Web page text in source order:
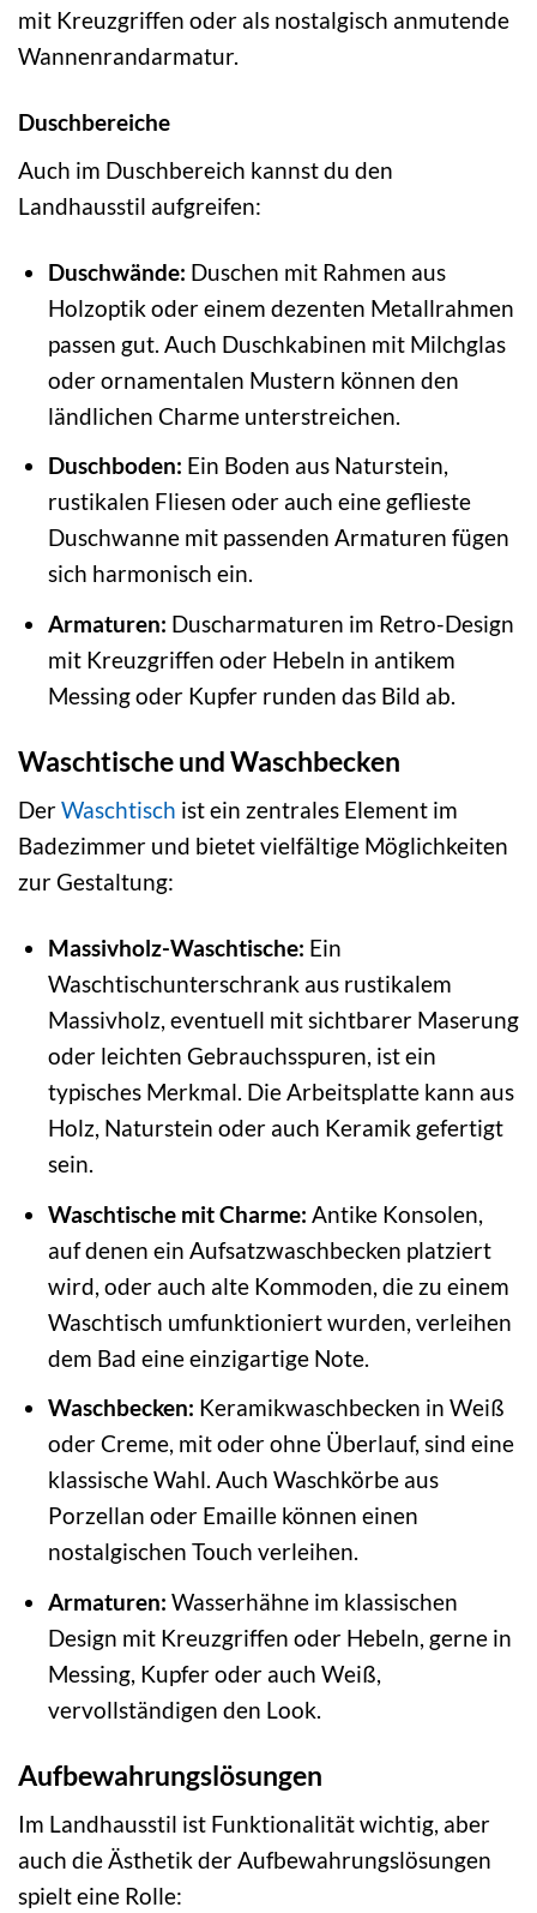
mit Kreuzgriffen oder als nostalgisch anmutende
Wannenrandarmatur.
Duschbereiche
Auch im Duschbereich kannst du den
Landhausstil aufgreifen:
Duschwände: Duschen mit Rahmen aus
Holzoptik oder einem dezenten Metallrahmen
passen gut. Auch Duschkabinen mit Milchglas
oder ornamentalen Mustern können den
ländlichen Charme unterstreichen.
Duschboden: Ein Boden aus Naturstein,
rustikalen Fliesen oder auch eine geflieste
Duschwanne mit passenden Armaturen fügen
sich harmonisch ein.
Armaturen: Duscharmaturen im Retro-Design
mit Kreuzgriffen oder Hebeln in antikem
Messing oder Kupfer runden das Bild ab.
Waschtische und Waschbecken
DerWaschtisch ist ein zentrales Element im
Badezimmer und bietet vielfältige Möglichkeiten
zur Gestaltung:
Massivholz-Waschtische: Ein
Waschtischunterschrank aus rustikalem
Massivholz, eventuell mit sichtbarer Maserung
oder leichten Gebrauchsspuren, ist ein
typisches Merkmal. Die Arbeitsplatte kann aus
Holz, Naturstein oder auch Keramik gefertigt
sein.
Waschtische mit Charme: Antike Konsolen,
auf denen ein Aufsatzwaschbecken platziert
wird, oder auch alte Kommoden, die zu einem
Waschtisch umfunktioniert wurden, verleihen
dem Bad eine einzigartige Note.
Waschbecken: Keramikwaschbecken in Weiß
oder Creme, mit oder ohne Überlauf, sind eine
klassische Wahl. Auch Waschkörbe aus
Porzellan oder Emaille können einen
nostalgischen Touch verleihen.
Armaturen: Wasserhähne im klassischen
Design mit Kreuzgriffen oder Hebeln, gerne in
Messing, Kupfer oder auch Weiß,
vervollständigen den Look.
Aufbewahrungslösungen
Im Landhausstil ist Funktionalität wichtig, aber
auch die Ästhetik der Aufbewahrungslösungen
spielt eine Rolle: